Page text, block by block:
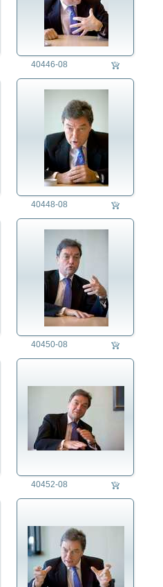
40446-08
40448-08
40450-08
40452-08